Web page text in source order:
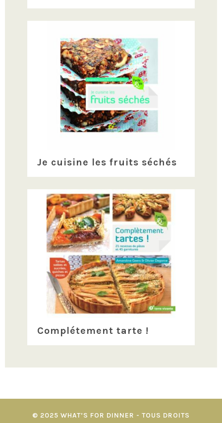
Je cuisine les fruits séchés
Complétement tarte !
© 2025 WHAT’S FOR DINNER - TOUS DROITS